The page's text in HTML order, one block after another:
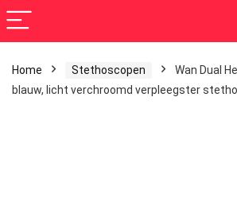
Home Stethoscopen
Wan Dual
blauw, licht verchroomd verpleegster